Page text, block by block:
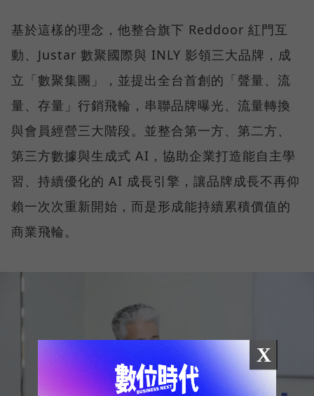
基於這樣的理念，他整合旗下 Reddoor 紅門互
動、Justar 數聚國際與 INLY 影領三大品牌，成
立「數聚集團」，並提出全台首創的「聲量、流
量、存量」行銷飛輪，串聯品牌曝光、流量轉換
與會員經營三大階段。並整合第一方、第二方、
第三方數據與生成式 AI，協助企業打造能自主學
習、持續優化的 AI 成長引擎，讓品牌成長不再仰
賴一次次重新開始，而是形成能持續累積價值的
商業飛輪。
X